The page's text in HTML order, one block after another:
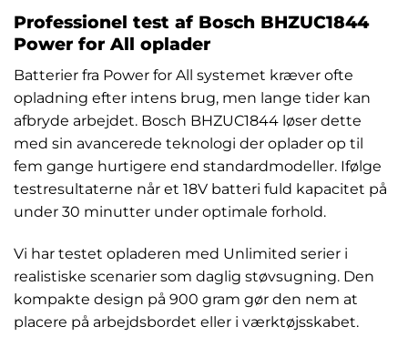
Professionel test af Bosch BHZUC1844
Power for All oplader
Batterier fra Power for All systemet kræver ofte
opladning efter intens brug, men lange tider kan
afbryde arbejdet. Bosch BHZUC1844 løser dette
med sin avancerede teknologi der oplader op til
fem gange hurtigere end standardmodeller. Ifølge
testresultaterne når et 18V batteri fuld kapacitet på
under 30 minutter under optimale forhold.
Vi har testet opladeren med Unlimited serier i
realistiske scenarier som daglig støvsugning. Den
kompakte design på 900 gram gør den nem at
placere på arbejdsbordet eller i værktøjsskabet.